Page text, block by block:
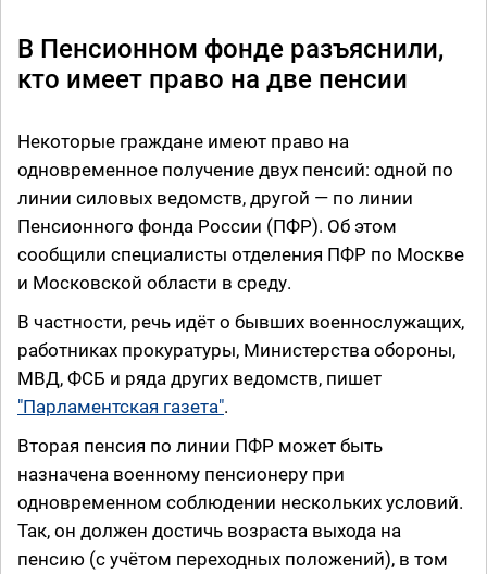
В Пенсионном фонде разъяснили,
кто имеет право на две пенсии
Некоторые граждане имеют право на
одновременное получение двух пенсий: одной по
линии силовых ведомств, другой — по линии
Пенсионного фонда России (ПФР). Об этом
сообщили специалисты отделения ПФР по Москве
и Московской области в среду.
В частности, речь идёт о бывших военнослужащих,
работниках прокуратуры, Министерства обороны,
МВД, ФСБ и ряда других ведомств, пишет
"Парламентская газета".
Вторая пенсия по линии ПФР может быть
назначена военному пенсионеру при
одновременном соблюдении нескольких условий.
Так, он должен достичь возраста выхода на
пенсию (с учётом переходных положений), в том